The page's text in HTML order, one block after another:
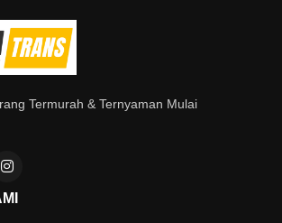
Termurah & Ternyaman Mulai